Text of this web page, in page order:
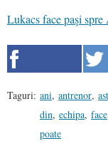
Lukacs face paşi spre
Taguri: ani, antrenor,
din, echipa, face
poate